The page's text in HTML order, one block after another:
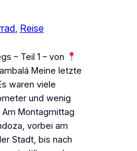
, Reise
– Teil 1 – von
Meine letzte
waren viele
und wenig
Montagmittag
vorbei am
Stadt, bis nach